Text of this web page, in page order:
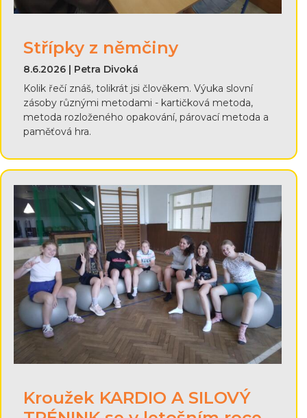
Střípky z němčiny
8.6.2026 | Petra Divoká
Kolik řečí znáš, tolikrát jsi člověkem. Výuka slovní
zásoby různými metodami - kartičková metoda,
metoda rozloženého opakování, párovací metoda a
paměťová hra.
Kroužek KARDIO A SILOVÝ